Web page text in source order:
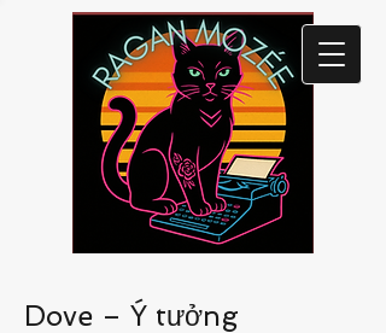
Dove – Ý tưởng